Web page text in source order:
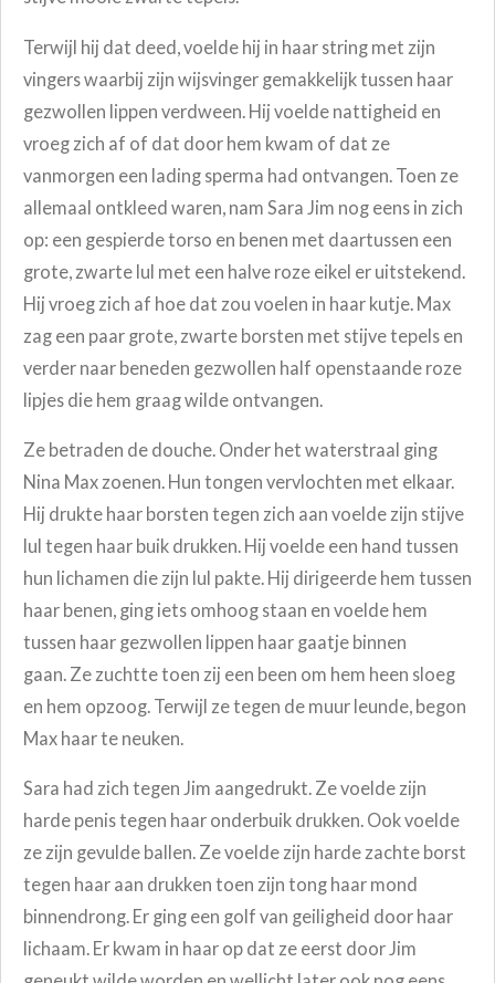
Terwijl hij dat deed, voelde hij in haar string met zijn
vingers waarbij zijn wijsvinger gemakkelijk tussen haar
gezwollen lippen verdween. Hij voelde nattigheid en
vroeg zich af of dat door hem kwam of dat ze
vanmorgen een lading sperma had ontvangen. Toen ze
allemaal ontkleed waren, nam Sara Jim nog eens in zich
op: een gespierde torso en benen met daartussen een
grote, zwarte lul met een halve roze eikel er uitstekend.
Hij vroeg zich af hoe dat zou voelen in haar kutje. Max
zag een paar grote, zwarte borsten met stijve tepels en
verder naar beneden gezwollen half openstaande roze
lipjes die hem graag wilde ontvangen.
Ze betraden de douche. Onder het waterstraal ging
Nina Max zoenen. Hun tongen vervlochten met elkaar.
Hij drukte haar borsten tegen zich aan voelde zijn stijve
lul tegen haar buik drukken. Hij voelde een hand tussen
hun lichamen die zijn lul pakte. Hij dirigeerde hem tussen
haar benen, ging iets omhoog staan en voelde hem
tussen haar gezwollen lippen haar gaatje binnen
gaan. Ze zuchtte toen zij een been om hem heen sloeg
en hem opzoog. Terwijl ze tegen de muur leunde, begon
Max haar te neuken.
Sara had zich tegen Jim aangedrukt. Ze voelde zijn
harde penis tegen haar onderbuik drukken. Ook voelde
ze zijn gevulde ballen. Ze voelde zijn harde zachte borst
tegen haar aan drukken toen zijn tong haar mond
binnendrong. Er ging een golf van geiligheid door haar
lichaam. Er kwam in haar op dat ze eerst door Jim